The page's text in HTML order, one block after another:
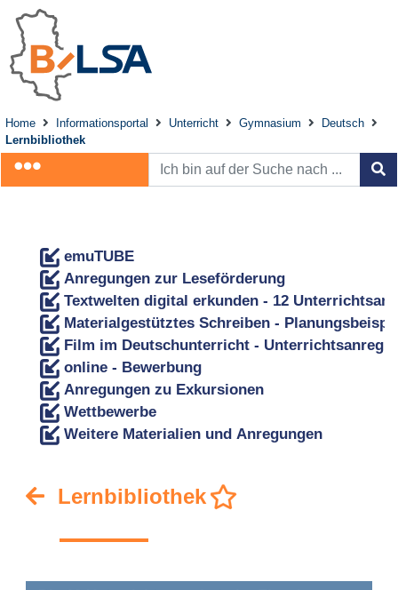
Home Informationsportal Unterricht Gymnasium
Deutsch
Lernbibliothek
emuTUBE
Anregungen zur Leseförderung
Textwelten digital erkunden - 12
Materialgestütztes Schreiben -
Film im Deutschunterricht -
online - Bewerbung
Anregungen zu Exkursionen
Wettbewerbe
Weitere Materialien und Anregungen
Lernbibliothek